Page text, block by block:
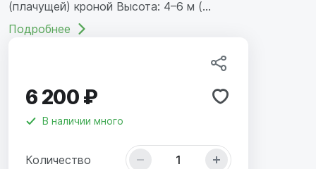
(плачущей) кроной Высота: 4–6 м (...
Подробнее
6 200 ₽
В наличии много
Количество